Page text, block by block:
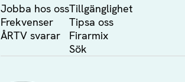
Jobba hos oss
Frekvenser
ÅRTV svarar
Tillgänglighet
Tipsa oss
Firarmix
Sök